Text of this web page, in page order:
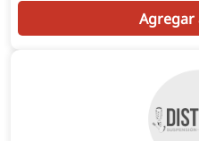
Agregar